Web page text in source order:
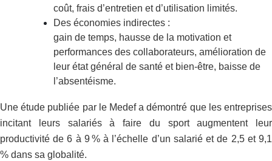
coût, frais d’entretien et d’utilisation limités.
Des économies indirectes :
gain de temps, hausse de la motivation et
performances des collaborateurs, amélioration de
leur état général de santé et bien-être, baisse de
l’absentéisme.
Une étude publiée par le Medef a démontré que les entreprises
incitant leurs salariés à faire du sport augmentent leur
productivité de 6 à 9 % à l’échelle d’un salarié et de 2,5 et 9,1
% dans sa globalité.